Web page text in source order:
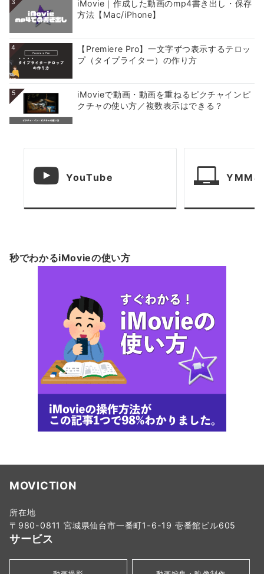
3
iMovie｜作成した動画のmp4書き出し・保存
方法【Mac/iPhone】
4
【Premiere Pro】一文字ずつ表示するテロッ
プ（タイプライター）の作り方
5
iMovieで動画・動画を重ねるピクチャインピ
クチャの使い方／複数表示はできる？
YouTube YMM4
秒でわかるiMovieの使い方
MOVICTION
所在地
〒980-0811 宮城県仙台市一番町1-6-19 壱番館ビル605
サービス